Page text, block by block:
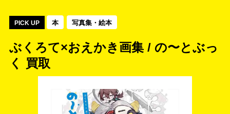
PICK UP 本 写真集・絵本
ぶくろて×おえかき画集 / の〜とぶっ
く 買取